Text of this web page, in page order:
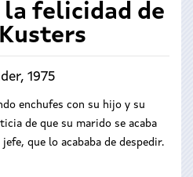
la felicidad de
1975
enchufes con su hijo y su
de que su marido se acaba
que lo acababa de despedir.